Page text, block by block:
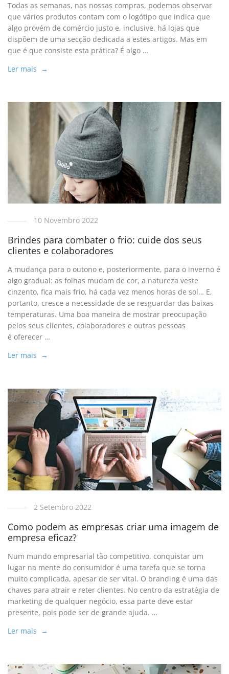
Todas as semanas, nas nossas compras, podemos observar
que vários produtos contam com o logótipo que indica que
algo provém de comércio justo e, inclusive, há lojas que
dispõem de uma secção dedicada a estes artigos. Mas em
que é que consiste esta prática? É algo …
Ler mais →
10 Novembro 2022
Brindes para combater o frio: cuide dos seus
clientes e colaboradores
A mudança para o outono e, posteriormente, para o inverno é
algo gradual: as folhas mudam de cor, a natureza veste
cinzento, fica mais frio, há cada vez menos horas de sol… E,
portanto, cresce a necessidade de se resguardar das baixas
temperaturas. Uma boa maneira de mostrar preocupação
pelos seus clientes, colaboradores e outras pessoas
é oferecer …
Ler mais →
2 Setembro 2022
Como podem as empresas criar uma imagem de
empresa eficaz?
Num mundo empresarial tão competitivo, conquistar um
lugar na mente do consumidor é uma tarefa que se torna
muito complicada, apesar de ser vital. O branding é uma das
chaves para atrair e reter clientes. No centro da estratégia de
marketing de qualquer negócio, essa parte deve estar
presente, pois pode ser de grande ajuda. …
Ler mais →